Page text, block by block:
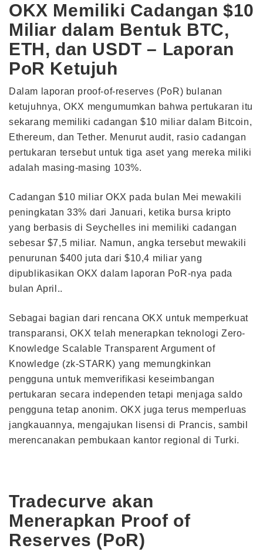
OKX Memiliki Cadangan $10
Miliar dalam Bentuk BTC,
ETH, dan USDT – Laporan
PoR Ketujuh
Dalam laporan proof-of-reserves (PoR) bulanan
ketujuhnya, OKX mengumumkan bahwa pertukaran itu
sekarang memiliki cadangan $10 miliar dalam Bitcoin,
Ethereum, dan Tether. Menurut audit, rasio cadangan
pertukaran tersebut untuk tiga aset yang mereka miliki
adalah masing-masing 103%.
Cadangan $10 miliar OKX pada bulan Mei mewakili
peningkatan 33% dari Januari, ketika bursa kripto
yang berbasis di Seychelles ini memiliki cadangan
sebesar $7,5 miliar. Namun, angka tersebut mewakili
penurunan $400 juta dari $10,4 miliar yang
dipublikasikan OKX dalam laporan PoR-nya pada
bulan April..
Sebagai bagian dari rencana OKX untuk memperkuat
transparansi, OKX telah menerapkan teknologi Zero-
Knowledge Scalable Transparent Argument of
Knowledge (zk-STARK) yang memungkinkan
pengguna untuk memverifikasi keseimbangan
pertukaran secara independen tetapi menjaga saldo
pengguna tetap anonim. OKX juga terus memperluas
jangkauannya, mengajukan lisensi di Prancis, sambil
merencanakan pembukaan kantor regional di Turki.
Tradecurve akan
Menerapkan Proof of
Reserves (PoR)